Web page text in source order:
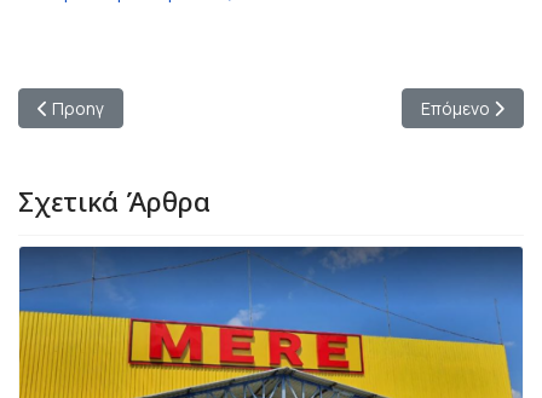
Προηγούμενο άρθρο: Προγράμματα Κατάρτισης από το ΚΕΚ
Προηγ Επόμενο
Επόμενο
Σχετικά Άρθρα